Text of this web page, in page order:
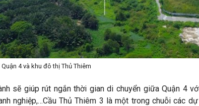
4 và khu đô thị Thủ Thiêm
sẽ giúp rút ngắn thời gian di chuyển giữa Quận 4
nghiệp,…Cầu Thủ Thiêm 3 là một trong chuỗi các